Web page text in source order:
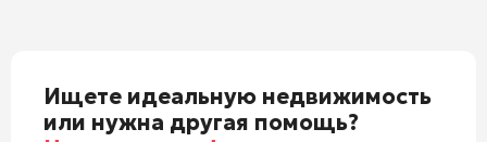
Ищете идеальную недвижимость
или нужна другая помощь?